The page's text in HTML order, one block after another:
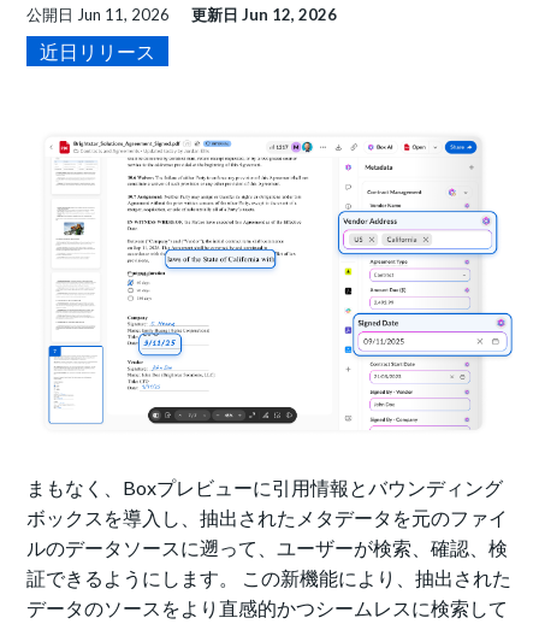
公開日 Jun 11, 2026 更新日Jun 12, 2026
近日リリース
まもなく、Boxプレビューに引用情報とバウンディング
ボックスを導入し、抽出されたメタデータを元のファイ
ルのデータソースに遡って、ユーザーが検索、確認、検
証できるようにします。 この新機能により、抽出された
データのソースをより直感的かつシームレスに検索して